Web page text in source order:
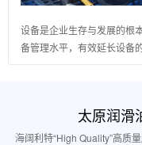
设备是企业生存与发展的根
备管理水平，有效延长设备
太原润滑
海阔利特“High Quality”高质